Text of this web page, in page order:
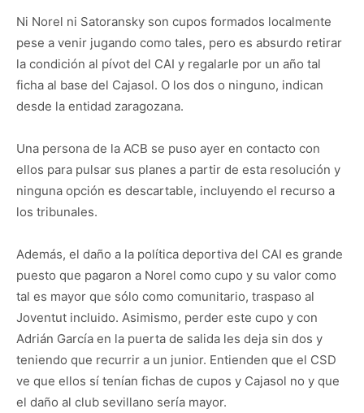
Ni Norel ni Satoransky son cupos formados localmente
pese a venir jugando como tales, pero es absurdo retirar
la condición al pívot del CAI y regalarle por un año tal
ficha al base del Cajasol. O los dos o ninguno, indican
desde la entidad zaragozana.
Una persona de la ACB se puso ayer en contacto con
ellos para pulsar sus planes a partir de esta resolución y
ninguna opción es descartable, incluyendo el recurso a
los tribunales.
Además, el daño a la política deportiva del CAI es grande
puesto que pagaron a Norel como cupo y su valor como
tal es mayor que sólo como comunitario, traspaso al
Joventut incluido. Asimismo, perder este cupo y con
Adrián García en la puerta de salida les deja sin dos y
teniendo que recurrir a un junior. Entienden que el CSD
ve que ellos sí tenían fichas de cupos y Cajasol no y que
el daño al club sevillano sería mayor.